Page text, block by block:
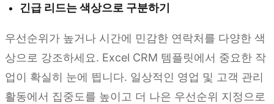
긴급 리드는 색상으로 구분하기
우선순위가 높거나 시간에 민감한 연락처를 다양한 색
상으로 강조하세요. Excel CRM 템플릿에서 중요한 작
업이 확실히 눈에 띕니다. 일상적인 영업 및 고객 관리
활동에서 집중도를 높이고 더 나은 우선순위 지정으로